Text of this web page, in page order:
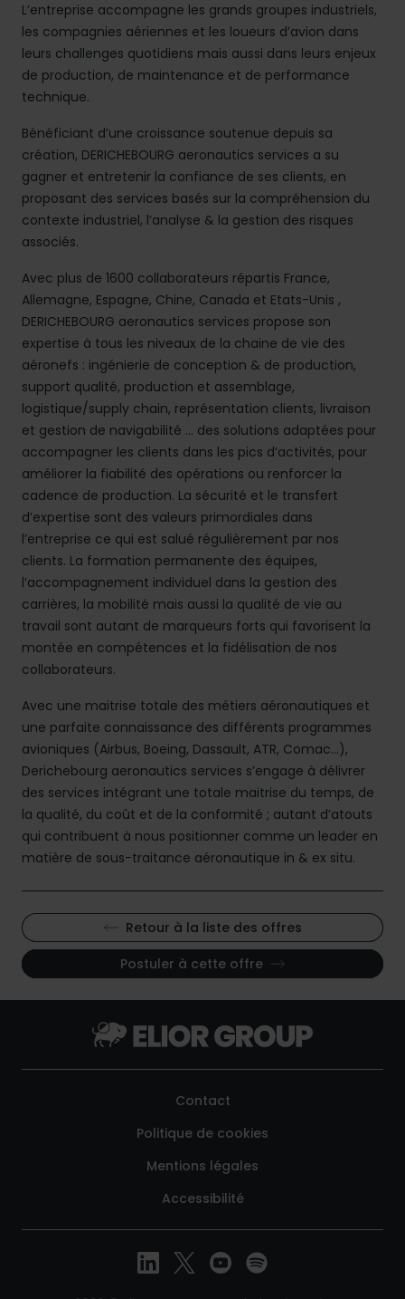
L’entreprise accompagne les grands groupes industriels,
les compagnies aériennes et les loueurs d’avion dans
leurs challenges quotidiens mais aussi dans leurs enjeux
de production, de maintenance et de performance
technique.
Bénéficiant d’une croissance soutenue depuis sa
création, DERICHEBOURG aeronautics services a su
gagner et entretenir la confiance de ses clients, en
proposant des services basés sur la compréhension du
contexte industriel, l’analyse & la gestion des risques
associés.
Avec plus de 1600 collaborateurs répartis France,
Allemagne, Espagne, Chine, Canada et Etats-Unis ,
DERICHEBOURG aeronautics services propose son
expertise à tous les niveaux de la chaine de vie des
aéronefs : ingénierie de conception & de production,
support qualité, production et assemblage,
logistique/supply chain, représentation clients, livraison
et gestion de navigabilité … des solutions adaptées pour
accompagner les clients dans les pics d’activités, pour
améliorer la fiabilité des opérations ou renforcer la
cadence de production. La sécurité et le transfert
d’expertise sont des valeurs primordiales dans
l’entreprise ce qui est salué régulièrement par nos
clients. La formation permanente des équipes,
l’accompagnement individuel dans la gestion des
carrières, la mobilité mais aussi la qualité de vie au
travail sont autant de marqueurs forts qui favorisent la
montée en compétences et la fidélisation de nos
collaborateurs.
Avec une maitrise totale des métiers aéronautiques et
une parfaite connaissance des différents programmes
avioniques (Airbus, Boeing, Dassault, ATR, Comac…),
Derichebourg aeronautics services s’engage à délivrer
des services intégrant une totale maitrise du temps, de
la qualité, du coût et de la conformité ; autant d’atouts
qui contribuent à nous positionner comme un leader en
matière de sous-traitance aéronautique in & ex situ.
Retour à la liste des offres
Postuler à cette offre
Contact
Politique de cookies
Mentions légales
Accessibilité